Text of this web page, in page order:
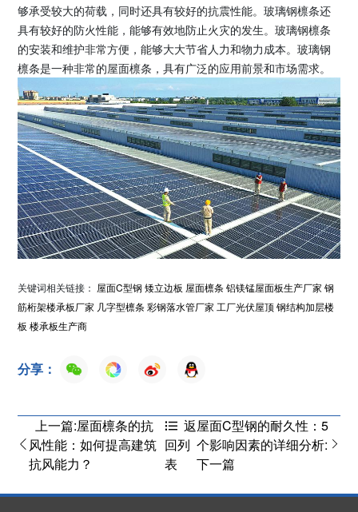
够承受较大的荷载，同时还具有较好的抗震性能。玻璃钢檩条还
具有较好的防火性能，能够有效地防止火灾的发生。玻璃钢檩条
的安装和维护非常方便，能够大大节省人力和物力成本。玻璃钢
檩条是一种非常的屋面檩条，具有广泛的应用前景和市场需求。
关键词相关链接： 屋面C型钢 矮立边板 屋面檩条 铝镁锰屋面板生产厂家 钢
筋桁架楼承板厂家 几字型檩条 彩钢落水管厂家 工厂光伏屋顶 钢结构加层楼
板 楼承板生产商
分享：
上一篇:屋面檩条的抗
风性能：如何提高建筑
抗风能力？
返
回列
表
屋面C型钢的耐久性：5
个影响因素的详细分析:
下一篇